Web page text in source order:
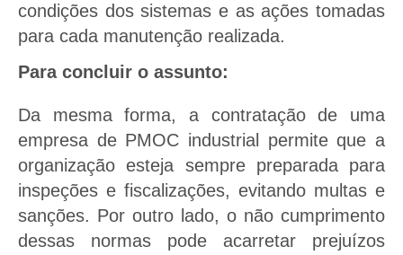
condições dos sistemas e as ações tomadas
para cada manutenção realizada.
Para concluir o assunto:
Da mesma forma, a contratação de uma
empresa de PMOC industrial permite que a
organização esteja sempre preparada para
inspeções e fiscalizações, evitando multas e
sanções. Por outro lado, o não cumprimento
dessas normas pode acarretar prejuízos